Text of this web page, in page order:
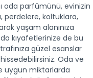
oda parfümünü, evinizin
perdelere, koltuklara,
yaşam alanınıza
kıyafetlerinize de bu
güzel esanslar
Oda ve
uygun miktarlarda